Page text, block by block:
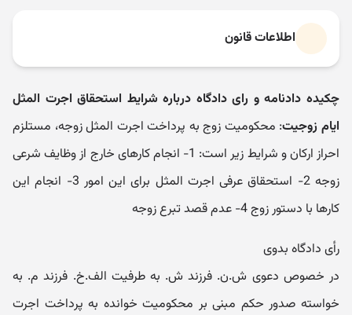
اطلاعات قانون
چکیده دادنامه و رای دادگاه درباره شرایط استحقاق اجرت المثل
ایام زوجیت: محکومیت زوج به پرداخت اجرت المثل زوجه، مستلزم
احراز ارکان و شرایط زیر است: 1- انجام کارهای خارج از وظایف شرعی
زوجه 2- استحقاق عرفی اجرت المثل برای این امور 3- انجام این
کارها با دستور زوج 4- عدم قصد تبرع زوجه
رأی دادگاه بدوی
در خصوص دعوی ش.ن. فرزند ش. به طرفیت الف.خ. فرزند م. به
خواسته صدور حکم مبنی بر محکومیت خوانده به پرداخت اجرت